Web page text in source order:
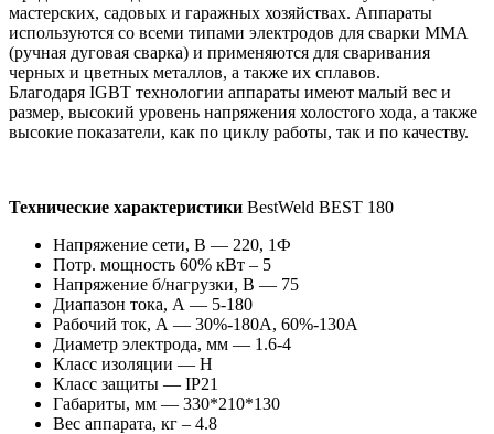
мастерских, садовых и гаражных хозяйствах. Аппараты
используются со всеми типами электродов для сварки ММА
(ручная дуговая сварка) и применяются для сваривания
черных и цветных металлов, а также их сплавов.
Благодаря IGBT технологии аппараты имеют малый вес и
размер, высокий уровень напряжения холостого хода, а также
высокие показатели, как по циклу работы, так и по качеству.
Технические характеристики BestWeld BEST 180
Напряжение сети, В — 220, 1Ф
Потр. мощность 60% кВт – 5
Напряжение б/нагрузки, В — 75
Диапазон тока, А — 5-180
Рабочий ток, А — 30%-180А, 60%-130А
Диаметр электрода, мм — 1.6-4
Класс изоляции — Н
Класс защиты — IP21
Габариты, мм — 330*210*130
Вес аппарата, кг – 4.8